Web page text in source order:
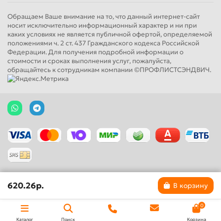
Обращаем Ваше внимание на то, что данный интернет-сайт
носит исключительно информационный характер и ни при
каких условиях не является публичной офертой, определяемой
положениями ч. 2 ст. 437 Гражданского кодекса Российской
Федерации. Для получения подробной информации о
стоимости и сроках выполнения услуг, пожалуйста,
обращайтесь к сотрудникам компании ©ПРОФЛИСТСЭНДВИЧ.
620.26р. В корзину
Каталог Поиск
0
Корзина